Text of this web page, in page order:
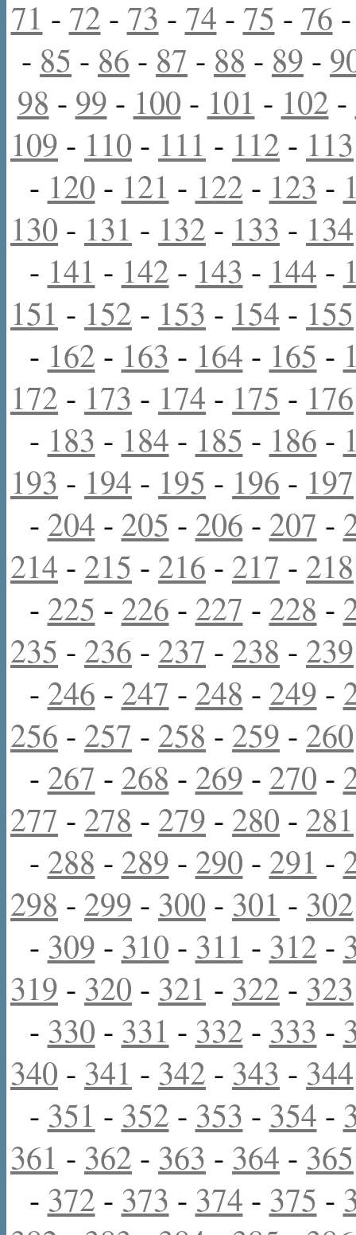
71 - 72 - 73 - 74 - 75 - 76
- 85 - 86 - 87 - 88 - 89 -
98 - 99 - 100 - 101 - 102 -
109 - 110 - 111 - 112 - 113
- 120 - 121 - 122 - 123 -
130 - 131 - 132 - 133 - 134
- 141 - 142 - 143 - 144 -
151 - 152 - 153 - 154 - 155
- 162 - 163 - 164 - 165 -
172 - 173 - 174 - 175 - 176
- 183 - 184 - 185 - 186 -
193 - 194 - 195 - 196 - 197
- 204 - 205 - 206 - 207 -
214 - 215 - 216 - 217 - 218
- 225 - 226 - 227 - 228 -
235 - 236 - 237 - 238 - 239
- 246 - 247 - 248 - 249 -
256 - 257 - 258 - 259 - 260
- 267 - 268 - 269 - 270 -
277 - 278 - 279 - 280 - 281
- 288 - 289 - 290 - 291 -
298 - 299 - 300 - 301 - 302
- 309 - 310 - 311 - 312 -
319 - 320 - 321 - 322 - 323
- 330 - 331 - 332 - 333 -
340 - 341 - 342 - 343 - 344
- 351 - 352 - 353 - 354 -
361 - 362 - 363 - 364 - 365
- 372 - 373 - 374 - 375 -